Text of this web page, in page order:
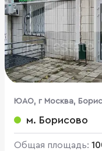
ЮАО, г Москва,
14, кор. 4
м. Борисово
Общая площадь: